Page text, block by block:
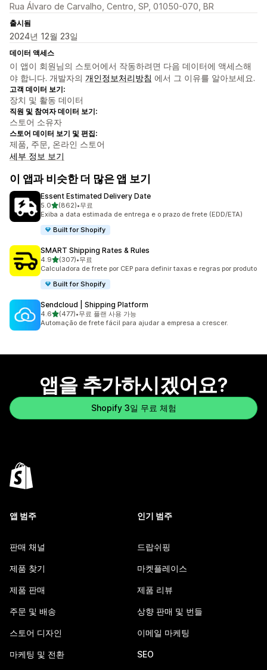
Rua Álvaro de Carvalho, Centro, SP, 01050-070, BR
출시됨
2024년 12월 23일
데이터 액세스
이 앱이 회원님의 스토어에서 작동하려면 다음 데이터에 액세스해
야 합니다. 개발자의 개인정보처리방침 에서 그 이유를 알아보세요.
고객 데이터 보기:
장치 및 활동 데이터
직원 및 참여자 데이터 보기:
스토어 소유자
스토어 데이터 보기 및 편집:
제품, 주문, 온라인 스토어
세부 정보 보기
이 앱과 비슷한 더 많은 앱 보기
Essent Estimated Delivery Date
5.0별 5개 중
(862)
총 리뷰 862개
•무료
Exiba a data estimada de entrega e o prazo de frete (EDD/ETA)
Built for Shopify
SMART Shipping Rates & Rules
4.9별 5개 중
(307)
총 리뷰 307개
•무료
Calculadora de frete por CEP para definir taxas e regras por produto
Built for Shopify
Sendcloud | Shipping Platform
4.6별 5개 중
(477)
총 리뷰 477개
•무료 플랜 사용 가능
Automação de frete fácil para ajudar a empresa a crescer.
앱을 추가하시겠어요?
Shopify 3일 무료 체험
앱 범주
판매 채널
제품 찾기
제품 판매
주문 및 배송
스토어 디자인
마케팅 및 전환
인기 범주
드랍쉬핑
마켓플레이스
제품 리뷰
상향 판매 및 번들
이메일 마케팅
SEO